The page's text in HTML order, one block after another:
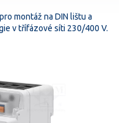
montáž na DIN lištu a
v třífázové síti 230/400 V.